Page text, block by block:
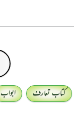
کتاب تعارف ابواب